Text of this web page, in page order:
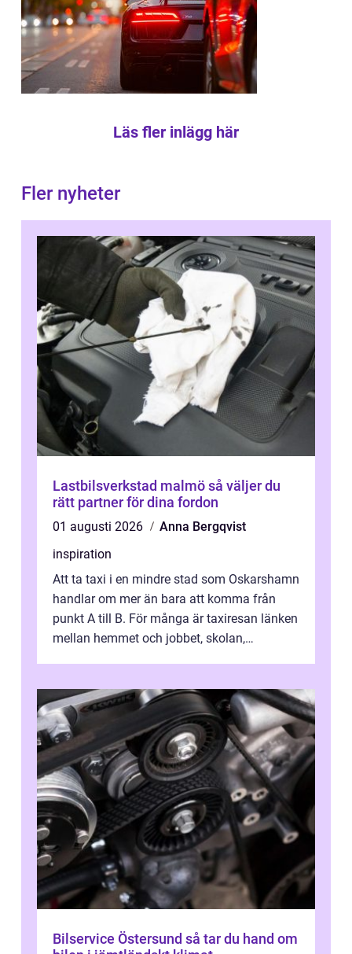
Läs fler inlägg här
Fler nyheter
Lastbilsverkstad malmö så väljer du
rätt partner för dina fordon
01 augusti 2026
Anna Bergqvist
inspiration
Att ta taxi i en mindre stad som Oskarshamn
handlar om mer än bara att komma från
punkt A till B. För många är taxiresan länken
mellan hemmet och jobbet, skolan,
Bilservice Östersund så tar du hand om